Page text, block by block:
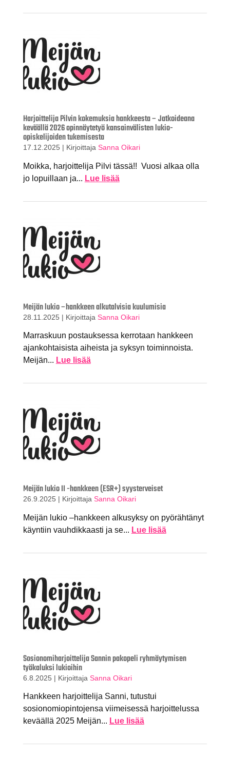
Harjoittelija Pilvin kokemuksia hankkeesta – Jatkoideana
keväällä 2026 opinnäytetyö kansainvälisten lukio-
opiskelijoiden tukemisesta
17.12.2025 | Kirjoittaja Sanna Oikari
Moikka, harjoittelija Pilvi tässä!! Vuosi alkaa olla
jo lopuillaan ja... Lue lisää
Meijän lukio –hankkeen alkutalvisia kuulumisia
28.11.2025 | Kirjoittaja Sanna Oikari
Marraskuun postauksessa kerrotaan hankkeen
ajankohtaisista aiheista ja syksyn toiminnoista.
Meijän... Lue lisää
Meijän lukio II -hankkeen (ESR+) syysterveiset
26.9.2025 | Kirjoittaja Sanna Oikari
Meijän lukio –hankkeen alkusyksy on pyörähtänyt
käyntiin vauhdikkaasti ja se... Lue lisää
Sosionomiharjoittelija Sannin pakopeli ryhmäytymisen
työkaluksi lukioihin
6.8.2025 | Kirjoittaja Sanna Oikari
Hankkeen harjoittelija Sanni, tutustui
sosionomiopintojensa viimeisessä harjoittelussa
keväällä 2025 Meijän... Lue lisää